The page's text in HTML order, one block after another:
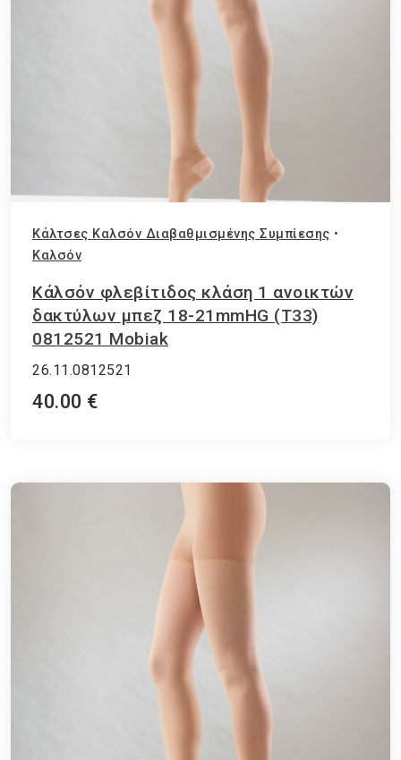
Κάλτσες Καλσόν Διαβαθμισμένης Συμπίεσης •
Καλσόν
Κάλσόν φλεβίτιδος κλάση 1 ανοικτών
δακτύλων μπεζ 18-21mmHG (T33)
0812521 Mobiak
26.11.0812521
40.00 €